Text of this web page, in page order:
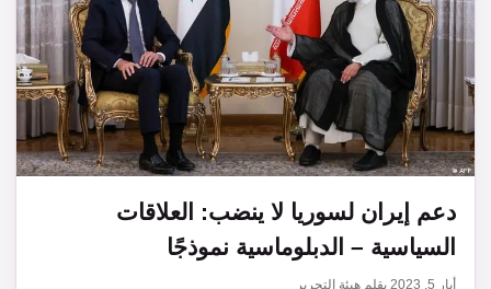
دعم إيران لسوريا لا ينضب: العلاقات
السياسية – الدبلوماسية نموذجًا
أيار 5, 2023 بقلم هيئة التحرير